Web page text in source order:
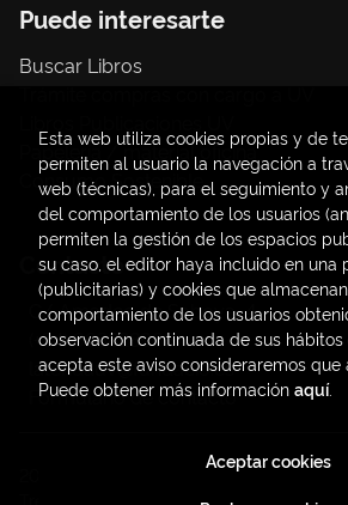
Puede interesarte
Buscar Libros
Papelería / material oficina
Consumo Sostenible
Contacto
C/ Amadeo de Saboya, 4
(+34) 963828968
latendauv@fundacio.es
Formulario de contacto
. Todos los Derechos
Esta web utiliza cookies propias y de
permiten al usuario la navegación a
web (técnicas), para el seguimiento y
del comportamiento de los usuarios
permiten la gestión de los espacios
su caso, el editor haya incluido en una
(publicitarias) y cookies que
comportamiento de los usuarios
observación continuada de sus hábitos
acepta este aviso consideraremos que
Puede obtener más información aquí.
Aceptar cookies